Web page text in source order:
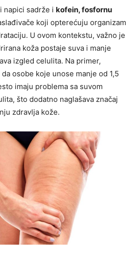
napici sadrže i kofein, fosfornu
koji opterećuju organizam
U ovom kontekstu, važno je
koža postaje suva i manje
izgled celulita. Na primer,
osobe koje unose manje od 1,5
imaju problema sa suvom
što dodatno naglašava značaj
zdravlja kože.